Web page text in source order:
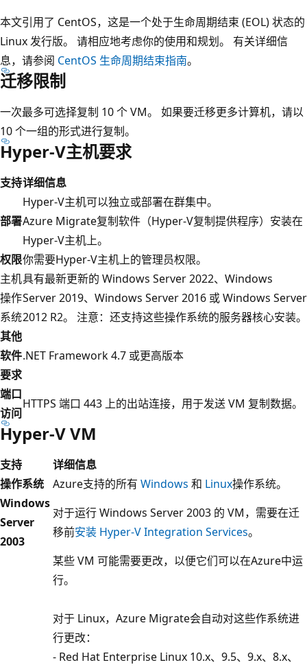
本文引用了 CentOS，这是一个处于生命周期结束 (EOL) 状态的
Linux 发行版。 请相应地考虑你的使用和规划。 有关详细信
息，请参阅 CentOS 生命周期结束指南。
迁移限制
一次最多可选择复制 10 个 VM。 如果要迁移更多计算机，请以
10 个一组的形式进行复制。
Hyper-V主机要求
支持详细信息
部署
Hyper-V主机可以独立或部署在群集中。
Azure Migrate复制软件（Hyper-V复制提供程序）安装在
Hyper-V主机上。
权限你需要Hyper-V主机上的管理员权限。
主机
操作
系统
具有最新更新的 Windows Server 2022、Windows
Server 2019、Windows Server 2016 或 Windows Server
2012 R2。 注意：还支持这些操作系统的服务器核心安装。
其他
软件
要求
.NET Framework 4.7 或更高版本
端口
访问
HTTPS 端口 443 上的出站连接，用于发送 VM 复制数据。
Hyper-V VM
支持
详细信息
操作系统 Azure支持的所有 Windows 和 Linux操作系统。
Windows
Server
2003
对于运行 Windows Server 2003 的 VM，需要在迁
移前安装 Hyper-V Integration Services。
某些 VM 可能需要更改，以便它们可以在Azure中运
行。
对于 Linux，Azure Migrate会自动对这些作系统进
行更改：
- Red Hat Enterprise Linux 10.x、9.5、9.x、8.x、